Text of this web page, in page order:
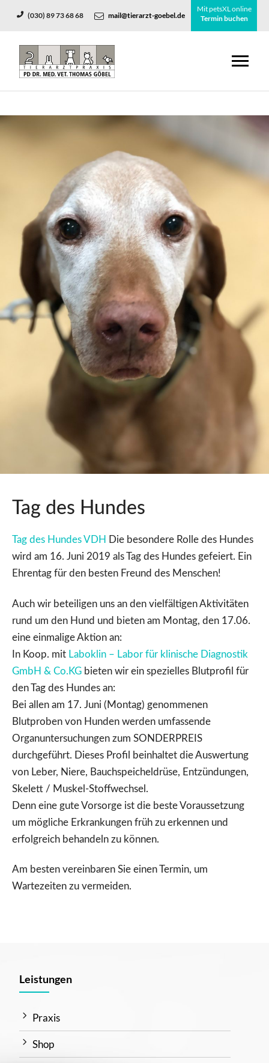
(030) 89 73 68 68 mail@tierarzt-goebel.de
Mit petsXL online
Termin buchen
Tag des Hundes
Tag des Hundes VDH Die besondere Rolle des Hundes
wird am 16. Juni 2019 als Tag des Hundes gefeiert. Ein
Ehrentag für den besten Freund des Menschen!
Auch wir beteiligen uns an den vielfältigen Aktivitäten
rund um den Hund und bieten am Montag, den 17.06.
eine einmalige Aktion an:
In Koop. mit Laboklin – Labor für klinische Diagnostik
GmbH & Co.KG bieten wir ein spezielles Blutprofil für
den Tag des Hundes an:
Bei allen am 17. Juni (Montag) genommenen
Blutproben von Hunden werden umfassende
Organuntersuchungen zum SONDERPREIS
durchgeführt. Dieses Profil beinhaltet die Auswertung
von Leber, Niere, Bauchspeicheldrüse, Entzündungen,
Skelett / Muskel-Stoffwechsel.
Denn eine gute Vorsorge ist die beste Voraussetzung
um mögliche Erkrankungen früh zu erkennen und
erfolgreich behandeln zu können.
Am besten vereinbaren Sie einen Termin, um
Wartezeiten zu vermeiden.
Leistungen
Praxis
Shop